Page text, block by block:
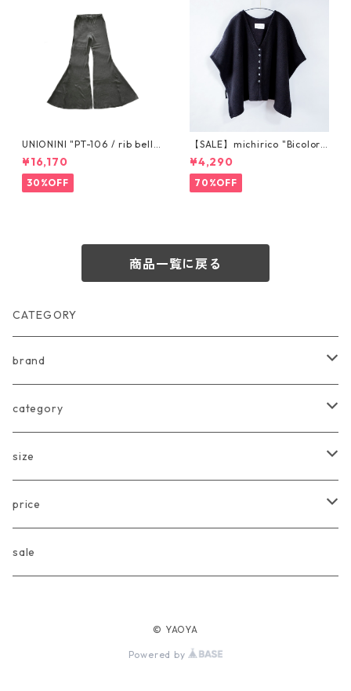
UNIONINI "PT-106 / rib bell
¥16,170
30%OFF
【SALE】michirico "Bicolor
poncho" (kids L,XL) (ブラッ
ク) MR22AW-11
¥4,290
70%OFF
商品一覧に戻る
CATEGORY
brand
arkakama
Another Fox
CARLIJNQ
CIENTA
category
tops
bottoms
one piece
size
Baby
〜80cm
price
〜3000円
sale
© YAOYA
Powered by